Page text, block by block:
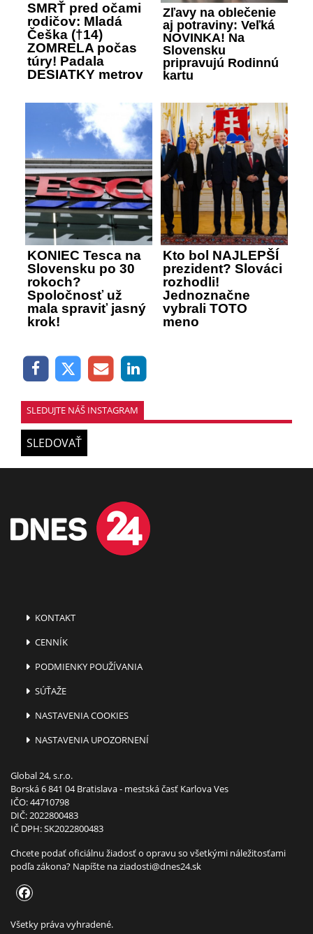
SMRŤ pred očami
rodičov: Mladá
Češka (†14)
ZOMRELA počas
túry! Padala
DESIATKY metrov
Zľavy na oblečenie
aj potraviny: Veľká
NOVINKA! Na
Slovensku
pripravujú Rodinnú
kartu
KONIEC Tesca na
Slovensku po 30
rokoch?
Spoločnosť už
mala spraviť jasný
krok!
Kto bol NAJLEPŠÍ
prezident? Slováci
rozhodli!
Jednoznačne
vybrali TOTO
meno
SLEDUJTE NÁŠ INSTAGRAM
SLEDOVAŤ
KONTAKT
CENNÍK
PODMIENKY POUŽÍVANIA
SÚŤAŽE
NASTAVENIA COOKIES
NASTAVENIA UPOZORNENÍ
Global 24, s.r.o.
Borská 6 841 04 Bratislava - mestská časť Karlova Ves
IČO: 44710798
DIČ: 2022800483
IČ DPH: SK2022800483
Chcete podať oficiálnu žiadosť o opravu so všetkými náležitosťami
podľa zákona? Napíšte naziadosti@dnes24.sk
Všetky práva vyhradené.